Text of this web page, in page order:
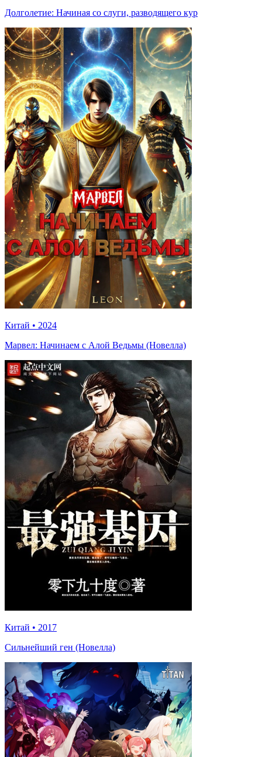
Долголетие: Начиная со слуги, разводящего кур
Китай • 2024
Марвел: Начинаем с Алой Ведьмы (Новелла)
Китай • 2017
Сильнейший ген (Новелла)